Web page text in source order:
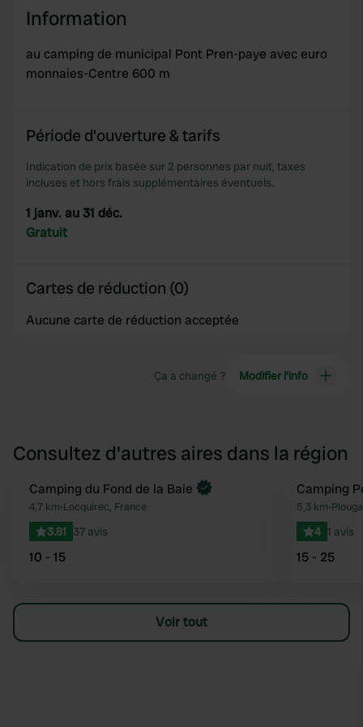
our social media, advertising and analytics partners who
provided to them or that they’ve collected from your use
of their services.
Information
au camping de municipal Pont Pren-paye avec euro
monnaies-Centre 600 m
Période d'ouverture & tarifs
Indication de prix basée sur 2 personnes par nuit, taxes
incluses et hors frais supplémentaires éventuels.
1 janv. au 31 déc.
Gratuit
Cartes de réduction (0)
Aucune carte de réduction acceptée
Ça a changé ? Modifier l’info
Consultez d'autres aires dans la région
Préféré
Camping du Fond de la Baie
4,7 km•Locquirec, France
3.81 37 avis
10 - 15
Camping
5,3 km•
4 1 avis
15 - 25
Voir tout